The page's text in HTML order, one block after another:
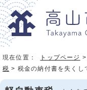
現在位置： トップページ >
税 > 税金の納付書を失くし